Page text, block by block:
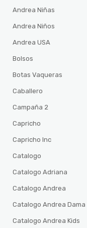
Andrea Niñas
Andrea Niños
Andrea USA
Bolsos
Botas Vaqueras
Caballero
Campaña 2
Capricho
Capricho Inc
Catalogo
Catalogo Adriana
Catalogo Andrea
Catalogo Andrea Dama
Catalogo Andrea Kids